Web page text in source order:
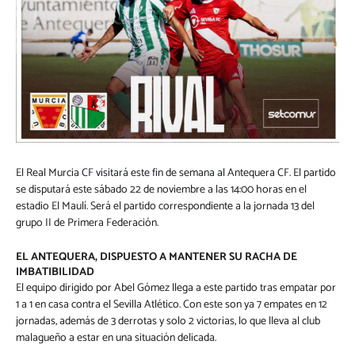
El Real Murcia CF visitará este fin de semana al Antequera CF. El partido
se disputará este sábado 22 de noviembre a las 14:00 horas en el
estadio El Maulí. Será el partido correspondiente a la jornada 13 del
grupo II de Primera Federación.
EL ANTEQUERA, DISPUESTO A MANTENER SU RACHA DE
IMBATIBILIDAD
El equipo dirigido por Abel Gómez llega a este partido tras empatar por
1 a 1 en casa contra el Sevilla Atlético. Con este son ya 7 empates en 12
jornadas, además de 3 derrotas y solo 2 victorias, lo que lleva al club
malagueño a estar en una situación delicada.